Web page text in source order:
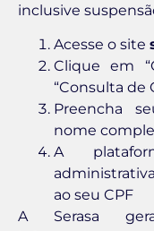
inclusive
Acesse o site
Clique em
“Consulta de
Preencha
nome
A
ao seu CPF
A Serasa